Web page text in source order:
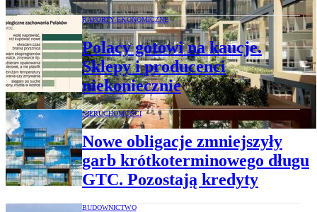
RAPORTY EKONOMICZNE
Polacy gotowi na kaucje.
Sklepy i producenci
niekoniecznie
NIERUCHOMOŚCI
Nowe obligacje zmniejszyły
garb krótkoterminowego długu
GTC. Pozostają kredyty
BUDOWNICTWO